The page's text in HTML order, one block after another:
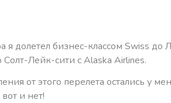
долетел бизнес-классом Swiss до
Лейк-сити с Alaska Airlines.
от этого перелета остались у
и нет!